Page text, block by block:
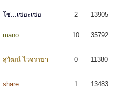
โซ...เซอะเซอ 2 13905
mano 10 35792
สุวัฒน์ ไวจรรยา 0 11380
share 1 13483